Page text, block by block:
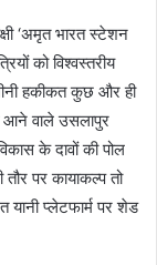
‘अमृत भारत स्टेशन
को विश्वस्तरीय
हकीकत कुछ और ही
आने वाले उसलापुर
के दावों की पोल
पर कायाकल्प तो
यानी प्लेटफार्म पर शेड